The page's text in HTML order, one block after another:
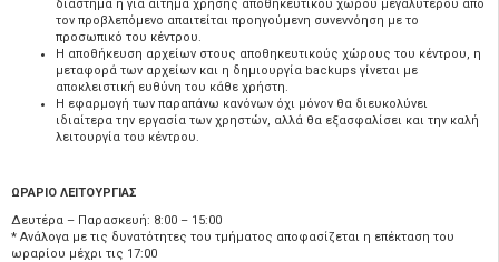
διάστημα ή για αίτημα χρήσης αποθηκευτικού χώρου μεγαλύτερου από
τον προβλεπόμενο απαιτείται προηγούμενη συνεννόηση με το
προσωπικό του κέντρου.
Η αποθήκευση αρχείων στους αποθηκευτικούς χώρους του κέντρου, η
μεταφορά των αρχείων και η δημιουργία backups γίνεται με
αποκλειστική ευθύνη του κάθε χρήστη.
Η εφαρμογή των παραπάνω κανόνων όχι μόνον θα διευκολύνει
ιδιαίτερα την εργασία των χρηστών, αλλά θα εξασφαλίσει και την καλή
λειτουργία του κέντρου.
ΩΡΑΡΙΟ ΛΕΙΤΟΥΡΓΙΑΣ
Δευτέρα – Παρασκευή: 8:00 – 15:00
* Ανάλογα με τις δυνατότητες του τμήματος αποφασίζεται η επέκταση του
ωραρίου μέχρι τις 17:00